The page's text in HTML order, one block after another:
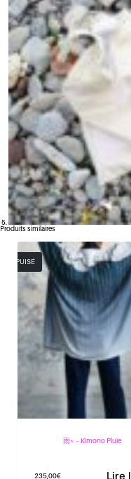
Produits similaires
ÉPUISÉ
雨* – Kimono Pluie
235,00€ Lire